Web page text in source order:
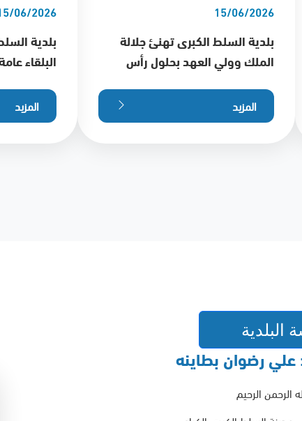
15/06/2026
بلدية السلط الكبرى تهنئ جلالة
الملك وولي العهد بحلول رأس
المزيد
06/2026
بلدية
البلقاء
المزيد
البلدية
علي رضوان بطاينه
الرحمن الرحيم